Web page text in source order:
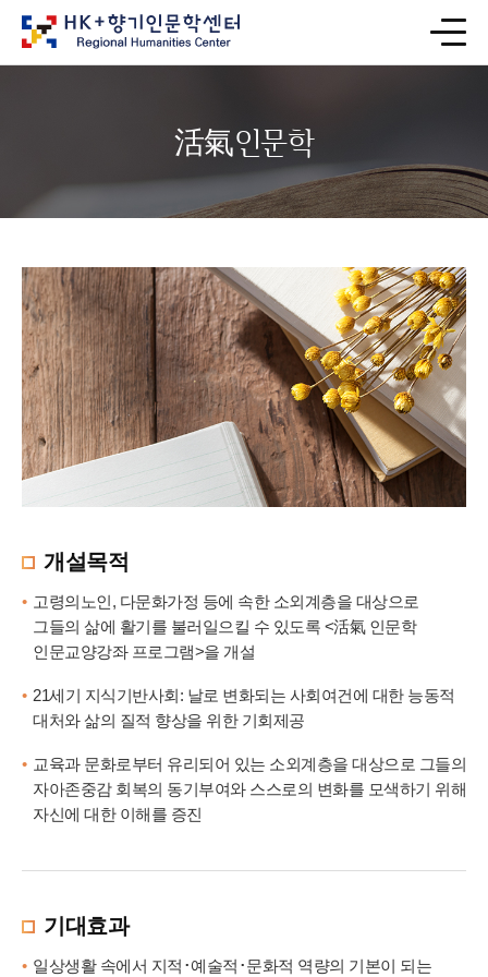
活氣인문학
개설목적
고령의노인, 다문화가정 등에 속한 소외계층을 대상으로
그들의 삶에 활기를 불러일으킬 수 있도록 <活氣 인문학
인문교양강좌 프로그램>을 개설
21세기 지식기반사회: 날로 변화되는 사회여건에 대한 능동적
대처와 삶의 질적 향상을 위한 기회제공
교육과 문화로부터 유리되어 있는 소외계층을 대상으로 그들의
자아존중감 회복의 동기부여와 스스로의 변화를 모색하기 위해
자신에 대한 이해를 증진
기대효과
일상생활 속에서 지적･예술적･문화적 역량의 기본이 되는